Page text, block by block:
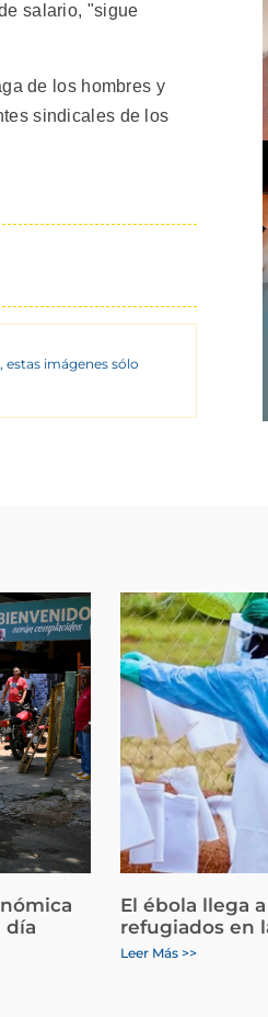
salario, "sigue
de los hombres y
sindicales de los
estas imágenes sólo
día
El ébola llega
refugiados en
Leer Más >>